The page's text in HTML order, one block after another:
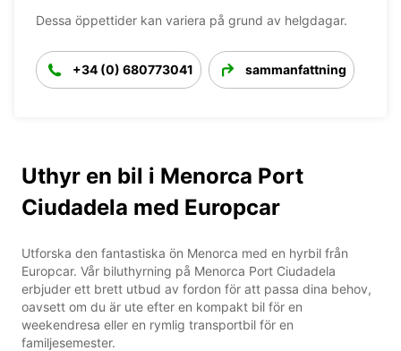
Dessa öppettider kan variera på grund av helgdagar.
+34 (0) 680773041 sammanfattning
Uthyr en bil i Menorca Port
Ciudadela med Europcar
Utforska den fantastiska ön Menorca med en hyrbil från
Europcar. Vår biluthyrning på Menorca Port Ciudadela
erbjuder ett brett utbud av fordon för att passa dina behov,
oavsett om du är ute efter en kompakt bil för en
weekendresa eller en rymlig transportbil för en
familjesemester.